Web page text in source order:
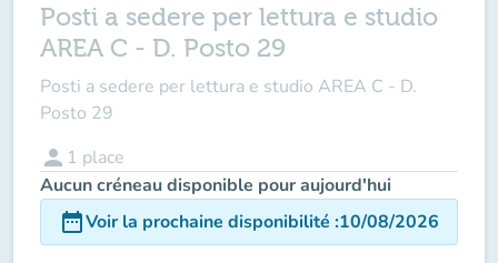
Posti a sedere per lettura e studio
AREA C - D. Posto 29
Posti a sedere per lettura e studio AREA C - D.
Posto 29
person 1 place
Aucun créneau disponible pour aujourd'hui
date_rangeVoir la prochaine disponibilité :10/08/2026